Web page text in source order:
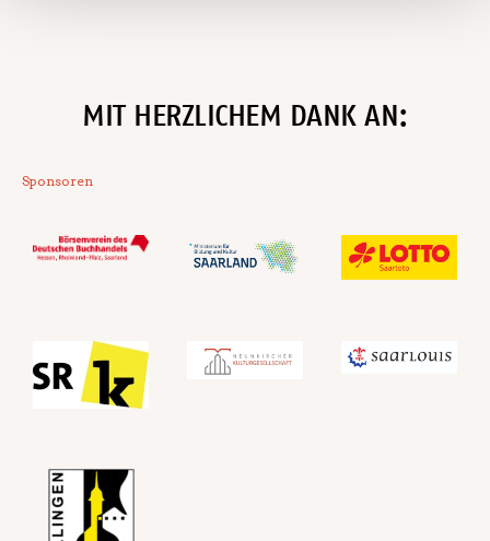
MIT HERZLICHEM DANK AN:
Sponsoren